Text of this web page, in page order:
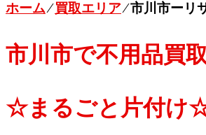
ホーム⁄買取エリア⁄市川市ーリ
市川市で不用品買
☆まるごと片付け